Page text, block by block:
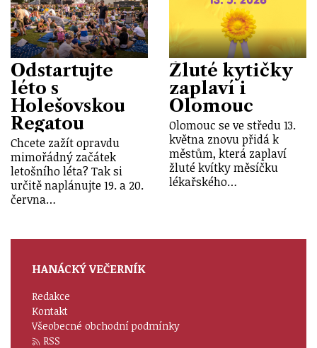
Odstartujte
léto s
Holešovskou
Regatou
Chcete zažít opravdu
mimořádný začátek
letošního léta? Tak si
určitě naplánujte 19. a 20.
června…
Žluté kytičky
zaplaví i
Olomouc
Olomouc se ve středu 13.
května znovu přidá k
městům, která zaplaví
žluté kvítky měsíčku
lékařského…
HANÁCKÝ VEČERNÍK
Redakce
Kontakt
Všeobecné obchodní podmínky
RSS